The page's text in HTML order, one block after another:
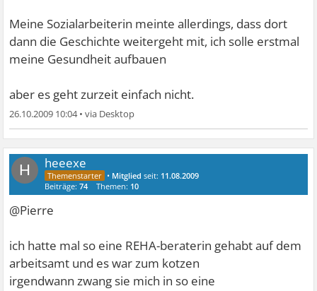
Meine Sozialarbeiterin meinte allerdings, dass dort
dann die Geschichte weitergeht mit, ich solle erstmal
meine Gesundheit aufbauen
aber es geht zurzeit einfach nicht.
26.10.2009 10:04•
H heeexe
• Mitglied seit: 11.08.2009
Beiträge:74 Themen: 10
@Pierre
ich hatte mal so eine REHA-beraterin gehabt auf dem
arbeitsamt und es war zum kotzen
irgendwann zwang sie mich in so eine